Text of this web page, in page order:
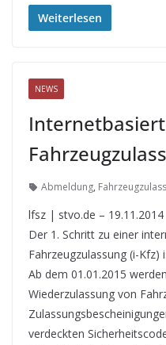
Weiterlesen
NEWS
Abmeldung,
lfsz | stvo.de – 19.11.2014
Der 1. Schritt zu einer
Fahrzeugzulassung (i-Kfz)
Ab dem 01.01.2015
Wiederzulassung von
verdeckten